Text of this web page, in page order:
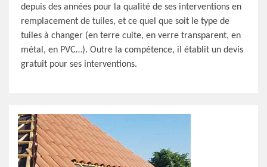
depuis des années pour la qualité de ses interventions en
remplacement de tuiles, et ce quel que soit le type de
tuiles à changer (en terre cuite, en verre transparent, en
métal, en PVC…). Outre la compétence, il établit un devis
gratuit pour ses interventions.